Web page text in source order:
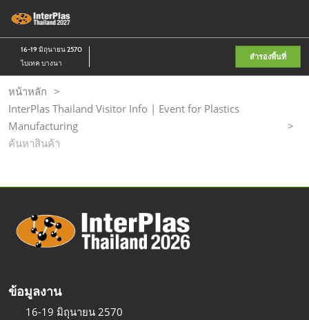
to
content
น
16-19 มิถุนายน 2570
ไบเทค บางนา
สำรองพื้นที่
หน้าหลัก
InterPlas Thailand Visitor Info | Event for Plastics
Manufacturing
ค้นหาสินค้า
ข้อมูลงาน
16-19 มิถุนายน 2570